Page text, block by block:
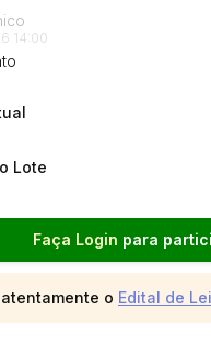
14:00
Lote
Faça Login para
o Edital de